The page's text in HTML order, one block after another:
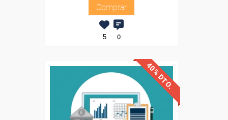
Comprar
5 0
Descuentos especiales
40% DTO.